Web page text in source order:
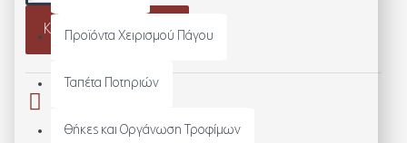
Προϊόντα Χειρισμού Πάγου
Ταπέτα Ποτηριών
Θήκες και Οργάνωση Τροφίμων
Καλάθι Κέντημα